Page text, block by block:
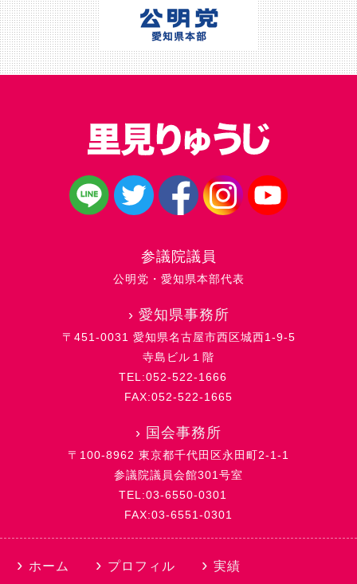
参議院議員
公明党・愛知県本部代表
› 愛知県事務所
〒451-0031 愛知県名古屋市西区城西1-9-5
寺島ビル１階
TEL:052-522-1666
FAX:052-522-1665
› 国会事務所
〒100-8962 東京都千代田区永田町2-1-1
参議院議員会館301号室
TEL:03-6550-0301
FAX:03-6551-0301
ホーム プロフィル 実績